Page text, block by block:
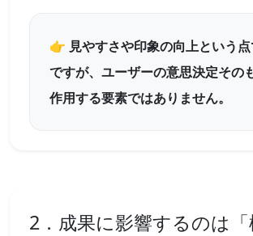
👉 見やすさや印象の向上という
ですが、ユーザーの意思決定その
作用する要素ではありません。
2．成果に影響するのは